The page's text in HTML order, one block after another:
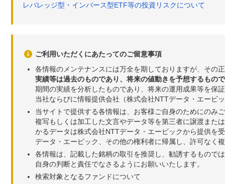
レバレッジ型・インバース型ETF等の投資リスクについて
ご利用いただくにあたってのご留意事項
各情報のメンテナンスには万全を期しておりますが、その
実績等は過去のものであり、将来の値動きを予想するもの
期間の実績を分析したものであり、将来の運用成果等を保
当社ならびに情報提供会社（株式会社NTTデータ・エービ
当サイトで提供する各情報は、お客様ご自身のためにのみ
複写もしくは加工した文言やデータ等を第三者に譲渡また
かるデータは株式会社NTTデータ・エービックから提供を
データ・エービック、その他の権利者に帰属し、許可なく
各情報は、記載した銘柄の取引を推奨し、勧誘するもので
自身の判断と責任でなさるようにお願いいたします。
検索対象となるファンドについて